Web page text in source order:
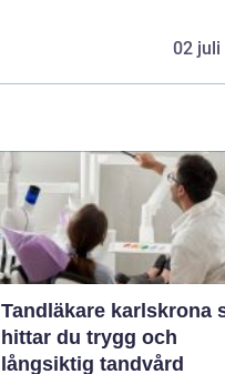
02 juli
Tandläkare karlskrona så
hittar du trygg och
långsiktig tandvård